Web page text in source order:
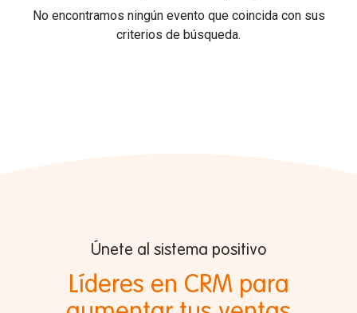
No encontramos ningún evento que coincida con sus
criterios de búsqueda.
Únete al sistema positivo
Líderes en CRM para